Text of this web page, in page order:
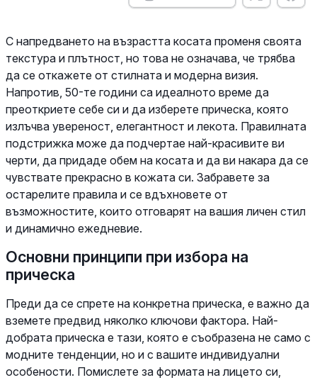
С напредването на възрастта косата променя своята
текстура и плътност, но това не означава, че трябва
да се откажете от стилната и модерна визия.
Напротив, 50-те години са идеалното време да
преоткриете себе си и да изберете прическа, която
излъчва увереност, елегантност и лекота. Правилната
подстрижка може да подчертае най-красивите ви
черти, да придаде обем на косата и да ви накара да се
чувствате прекрасно в кожата си. Забравете за
остарелите правила и се вдъхновете от
възможностите, които отговарят на вашия личен стил
и динамично ежедневие.
Основни принципи при избора на
прическа
Преди да се спрете на конкретна прическа, е важно да
вземете предвид няколко ключови фактора. Най-
добрата прическа е тази, която е съобразена не само с
модните тенденции, но и с вашите индивидуални
особености. Помислете за формата на лицето си,